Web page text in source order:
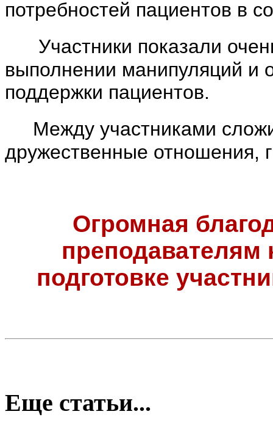
потребностей пациентов в
Участники показали
выполнении манипуляций и
поддержки пациентов.
Между участниками
дружественные отношения,
Огромная
подготовке
Еще статьи...